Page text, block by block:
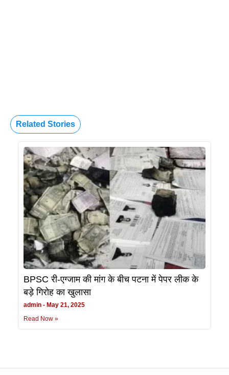
Related Stories
BPSC री-एग्जाम की मांग के बीच पटना में पेपर लीक के
बड़े गिरोह का खुलासा
admin
May 21, 2025
Read Now »